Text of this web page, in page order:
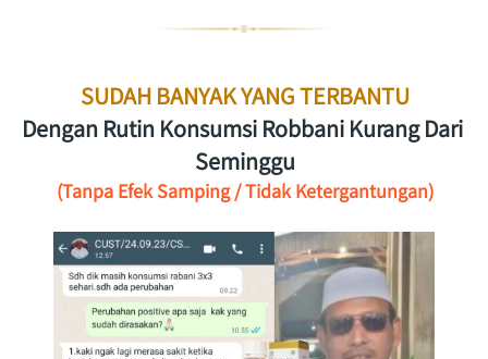
SUDAH BANYAK YANG TERBANTU
Dengan Rutin Konsumsi Robbani Kurang Dari
Seminggu
(Tanpa Efek Samping / Tidak Ketergantungan)